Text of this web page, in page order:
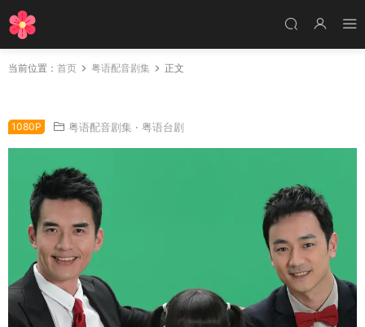
当前位置： 首页 粤语配音剧集 正文
1080P 粤语配音剧集 · 粤语台剧